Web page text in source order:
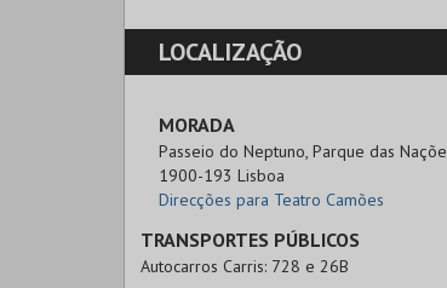
LOCALIZAÇÃO
MORADA
Passeio do Neptuno, Parque das
1900-193 Lisboa
Direcções para Teatro Camões
TRANSPORTES PÚBLICOS
Autocarros Carris: 728 e 26B